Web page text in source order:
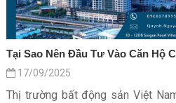
Tại Sao Nên Đầu Tư Vào Căn Hộ
17/09/2025
Thị trường bất động sản Việt